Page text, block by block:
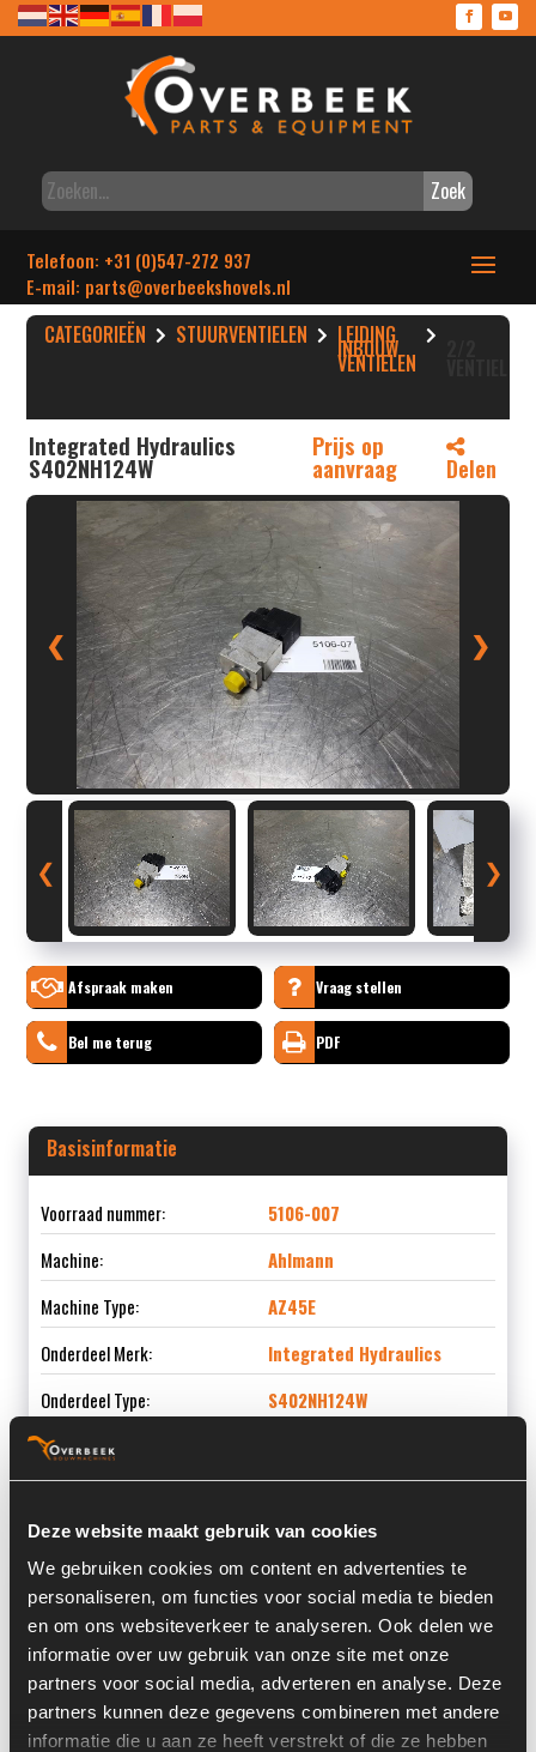
Deze website maakt gebruik van cookies
We gebruiken cookies om content en advertenties te
personaliseren, om functies voor social media te bieden
en om ons websiteverkeer te analyseren. Ook delen we
informatie over uw gebruik van onze site met onze
partners voor social media, adverteren en analyse. Deze
partners kunnen deze gegevens combineren met andere
informatie die u aan ze heeft verstrekt of die ze hebben
Zoek
Telefoon: +31 (0)547-272 937
E-mail: parts@overbeekshovels.nl
CATEGORIEËN STUURVENTIELEN LEIDING
INBOUW
VENTIELEN
Integrated Hydraulics
S402NH124W
Prijs op
aanvraag Delen
❮ ❯
❮ ❯
Afspraak maken Vraag stellen
Bel me terug PDF
Basisinformatie
Voorraad nummer:
5106-007
Machine:
Ahlmann
Machine Type:
AZ45E
Onderdeel Merk:
Integrated Hydraulics
Onderdeel Type:
S402NH124W
Onderdeel nummer:
Informatie
Locatie:
Serienummer:
212959
Past op de volgende machines:
Ahlmann AZ 45 E